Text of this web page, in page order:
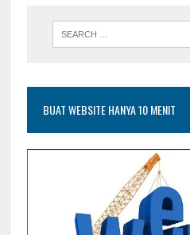
BUAT WEBSITE HANYA 10 MENIT